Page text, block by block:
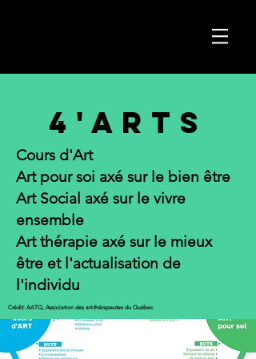
4'ARTs
Cours d'Art
Art pour soi axé sur le bien être
Art Social axé sur le vivre
ensemble
Art thérapie axé sur le mieux
être et l'actualisation de
l'individu
Crédit: AATQ, Association des art-thérapeutes du Québec